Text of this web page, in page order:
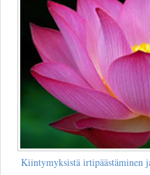
Kiintymyksistä irtipäästäminen